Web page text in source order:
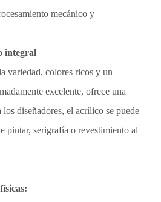
mecánico y
integral
variedad, colores ricos y un
excelente, ofrece una
diseñadores, el acrílico se puede
pintar, serigrafía o revestimiento al